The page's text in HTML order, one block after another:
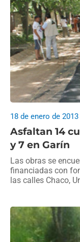
Asfaltan 14
y 7 en Garín
18 de enero de 2013
Las obras se
financiadas con
las calles Chaco,